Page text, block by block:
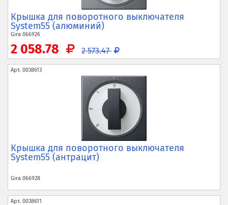
Крышка для поворотного выключателя
System55 (алюминий)
Gira 066926
2 058.78 2 573.47
Арт. 0038613
Крышка для поворотного выключателя
System55 (антрацит)
Gira 066928
Арт. 0038611